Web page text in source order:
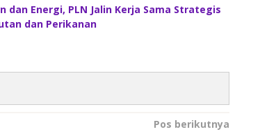
dan Energi, PLN Jalin Kerja Sama Strategis
dan Perikanan
Pos berikutnya